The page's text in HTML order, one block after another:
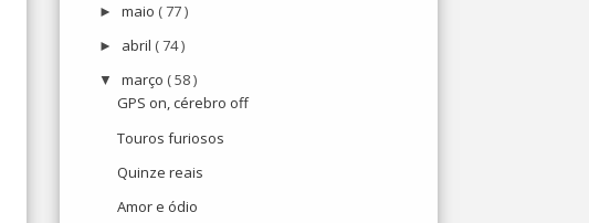
►maio ( 77 )
► abril ( 74 )
▼março ( 58 )
GPS on, cérebro off
Touros furiosos
Quinze reais
Amor e ódio